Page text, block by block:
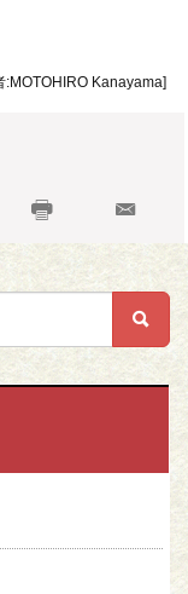
:MOTOHIRO Kanayama]